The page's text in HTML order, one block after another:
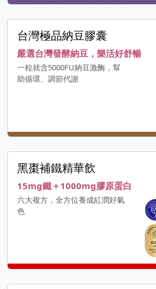
台灣極品納豆膠囊
嚴選台灣發酵納豆，樂活好舒暢
一粒就含5000FU納豆激酶，幫
助循環、調節代謝
黑棗補鐵精華飲
15mg鐵＋1000mg膠原蛋白
六大複方，全方位養成紅潤好氣
色